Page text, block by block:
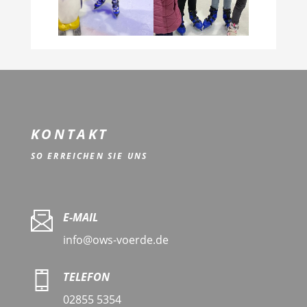
KONTAKT
SO ERREICHEN SIE UNS
E-MAIL
info@ows-voerde.de
TELEFON
02855 5354